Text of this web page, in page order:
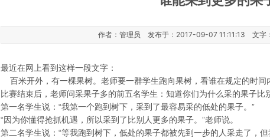
作者：管理员 发布于：2017-09-07 11:11:13 文字
最近在网上看到这样一段文字：
百米开外，有一棵果树。老师要一群学生跑向果树，看谁在规定的时间
比赛结束后，老师问采果子多的前五名学生：知道你们为什么采的果子比
第一名学生说：“我第一个跑到树下，采到了最容易采的低处的果子。”
“因为你懂得抢抓机遇，所以采到了比别人更多的果子。”老师说。
第二名学生说：“等我跑到树下，低处的果子都被先到一步的人采走了，